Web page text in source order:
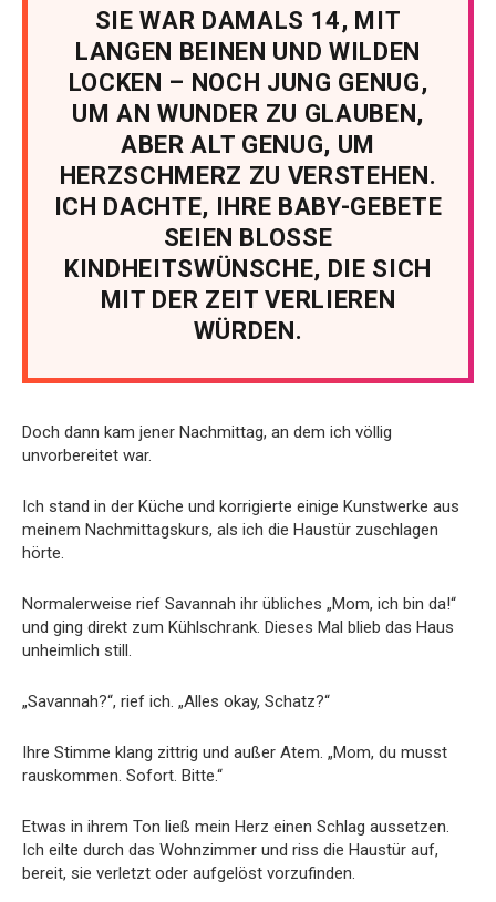
SIE WAR DAMALS 14, MIT
LANGEN BEINEN UND WILDEN
LOCKEN – NOCH JUNG GENUG,
UM AN WUNDER ZU GLAUBEN,
ABER ALT GENUG, UM
HERZSCHMERZ ZU VERSTEHEN.
ICH DACHTE, IHRE BABY-GEBETE
SEIEN BLOSSE
KINDHEITSWÜNSCHE, DIE SICH
MIT DER ZEIT VERLIEREN
WÜRDEN.
Doch dann kam jener Nachmittag, an dem ich völlig
unvorbereitet war.
Ich stand in der Küche und korrigierte einige Kunstwerke aus
meinem Nachmittagskurs, als ich die Haustür zuschlagen
hörte.
Normalerweise rief Savannah ihr übliches „Mom, ich bin da!“
und ging direkt zum Kühlschrank. Dieses Mal blieb das Haus
unheimlich still.
„Savannah?“, rief ich. „Alles okay, Schatz?“
Ihre Stimme klang zittrig und außer Atem. „Mom, du musst
rauskommen. Sofort. Bitte.“
Etwas in ihrem Ton ließ mein Herz einen Schlag aussetzen.
Ich eilte durch das Wohnzimmer und riss die Haustür auf,
bereit, sie verletzt oder aufgelöst vorzufinden.